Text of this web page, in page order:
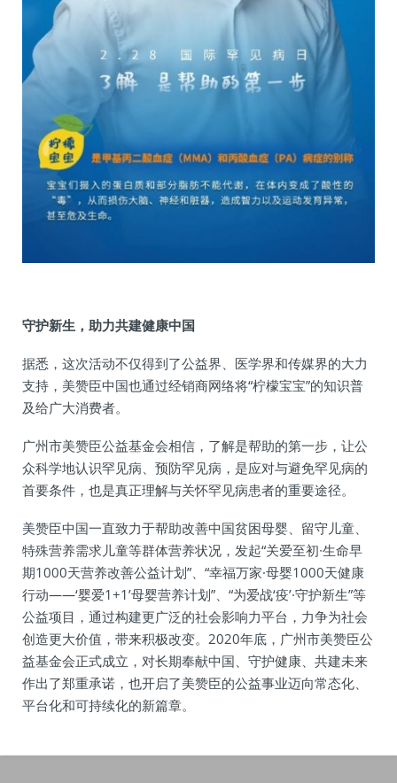
守护新生，助力共建健康中国
据悉，这次活动不仅得到了公益界、医学界和传媒界的大力
支持，美赞臣中国也通过经销商网络将“柠檬宝宝”的知识普
及给广大消费者。
广州市美赞臣公益基金会相信，了解是帮助的第一步，让公
众科学地认识罕见病、预防罕见病，是应对与避免罕见病的
首要条件，也是真正理解与关怀罕见病患者的重要途径。
美赞臣中国一直致力于帮助改善中国贫困母婴、留守儿童、
特殊营养需求儿童等群体营养状况，发起“关爱至初∙生命早
期1000天营养改善公益计划”、“幸福万家·母婴1000天健康
行动——‘婴爱1+1’母婴营养计划”、“为爱战‘疫’·守护新生”等
公益项目，通过构建更广泛的社会影响力平台，力争为社会
创造更大价值，带来积极改变。2020年底，广州市美赞臣公
益基金会正式成立，对长期奉献中国、守护健康、共建未来
作出了郑重承诺，也开启了美赞臣的公益事业迈向常态化、
平台化和可持续化的新篇章。